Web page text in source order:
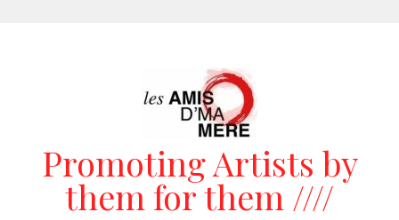
Promoting Artists by
them for them ////